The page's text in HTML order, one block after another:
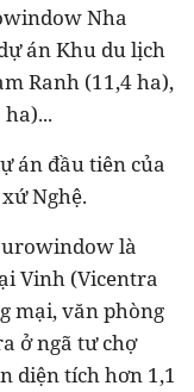
Nha
án Khu du lịch
Ranh (11,4 ha),
án đầu tiên của
Nghệ.
là
Vinh (Vicentra
mại, văn phòng
ở ngã tư chợ
diện tích hơn 1,1